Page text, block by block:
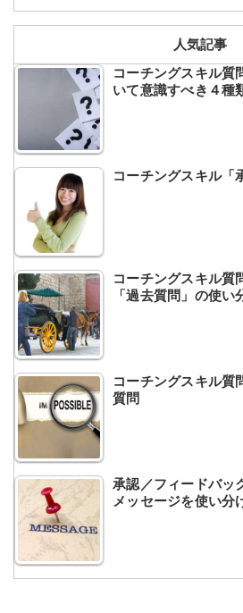
人気記事
コーチングスキル
いて意識すべき４種
コーチングスキル「
コーチングスキル
「過去質問」の使い
コーチングスキル
質問
承認／フィードバッ
メッセージを使い分